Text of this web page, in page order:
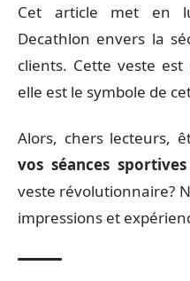
Cet article met en
Decathlon envers la
clients. Cette veste est
elle est le symbole de
Alors, chers lecteurs,
vos séances
veste révolutionnaire?
impressions et